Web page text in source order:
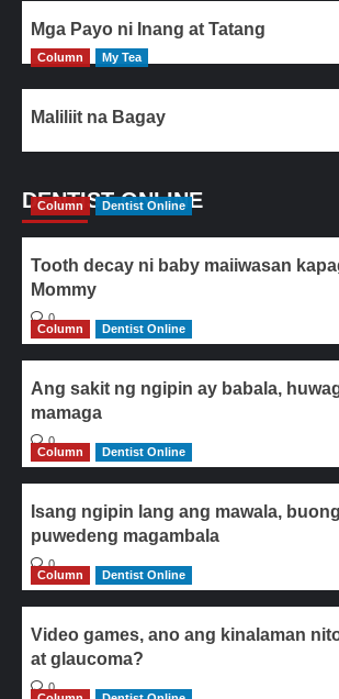
Mga Payo ni Inang at Tatang
Column My Tea
Maliliit na Bagay
DENTIST ONLINE
Column Dentist Online
Tooth decay ni baby maiiwasan
Mommy
0
Column
Dentist Online
Ang sakit ng ngipin ay babala,
mamaga
0
Column
Dentist Online
Isang ngipin lang ang mawala,
puwedeng magambala
0
Column
Dentist Online
Video games, ano ang kinalaman
at glaucoma?
0